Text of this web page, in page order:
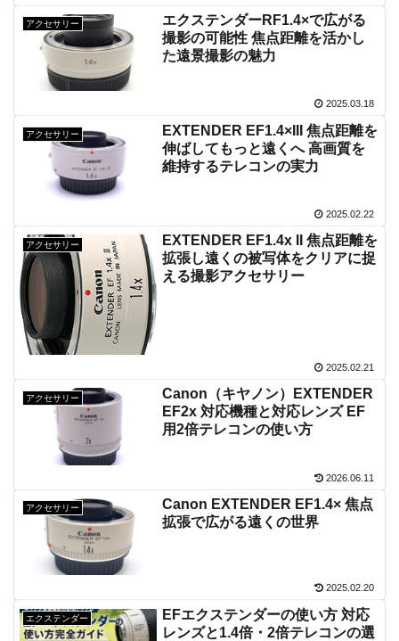
アクセサリー
エクステンダーRF1.4×で広がる
撮影の可能性 焦点距離を活かし
た遠景撮影の魅力
2025.03.18
アクセサリー
EXTENDER EF1.4×III 焦点距離を
伸ばしてもっと遠くへ 高画質を
維持するテレコンの実力
2025.02.22
アクセサリー
EXTENDER EF1.4x II 焦点距離を
拡張し遠くの被写体をクリアに捉
える撮影アクセサリー
2025.02.21
アクセサリー
Canon（キヤノン）EXTENDER
EF2x 対応機種と対応レンズ EF
用2倍テレコンの使い方
2026.06.11
アクセサリー
Canon EXTENDER EF1.4× 焦点
拡張で広がる遠くの世界
2025.02.20
エクステンダー
EFエクステンダーの使い方 対応
レンズと1.4倍・2倍テレコンの選